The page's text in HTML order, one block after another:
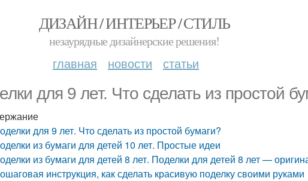
ДИЗАЙН / ИНТЕРЬЕР / СТИЛЬ
незаурядные дизайнерские решения!
главная новости статьи
для 9 лет. Что сделать из простой
для 9 лет. Что сделать из простой бумаги?
из бумаги для детей 10 лет. Простые идеи
из бумаги для детей 8 лет. Поделки для детей 8 лет —
инструкция, как сделать красивую поделку своими руками